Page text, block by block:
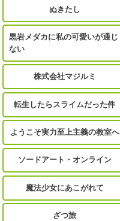
ぬきたし
黒岩メダカに私の可愛いが通じ
ない
株式会社マジルミ
転生したらスライムだった件
ようこそ実力至上主義の教室へ
ソードアート・オンライン
魔法少女にあこがれて
ざつ旅